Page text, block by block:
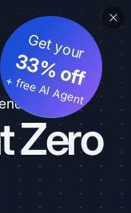
Zero
Get your
33% off
+ free AI Agent